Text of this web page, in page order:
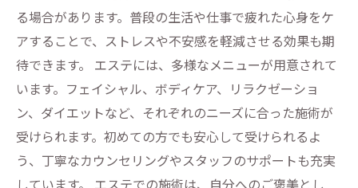
る場合があります。普段の生活や仕事で疲れた心身をケ
アすることで、ストレスや不安感を軽減させる効果も期
待できます。 エステには、多様なメニューが用意されて
います。フェイシャル、ボディケア、リラクゼーショ
ン、ダイエットなど、それぞれのニーズに合った施術が
受けられます。初めての方でも安心して受けられるよ
う、丁寧なカウンセリングやスタッフのサポートも充実